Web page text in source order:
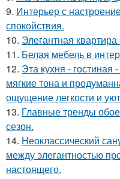
9. Интерьер с
спокойствия.
10. Элегантная
11. Белая мебель в
12. Эта кухня - гостиная
мягкие тона и
ощущение легкости и
13. Главные тренды
сезон.
14. Неоклассический
между элегантностью
настоящего.